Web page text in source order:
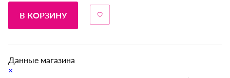
В КОРЗИНУ
Данные магазина
×